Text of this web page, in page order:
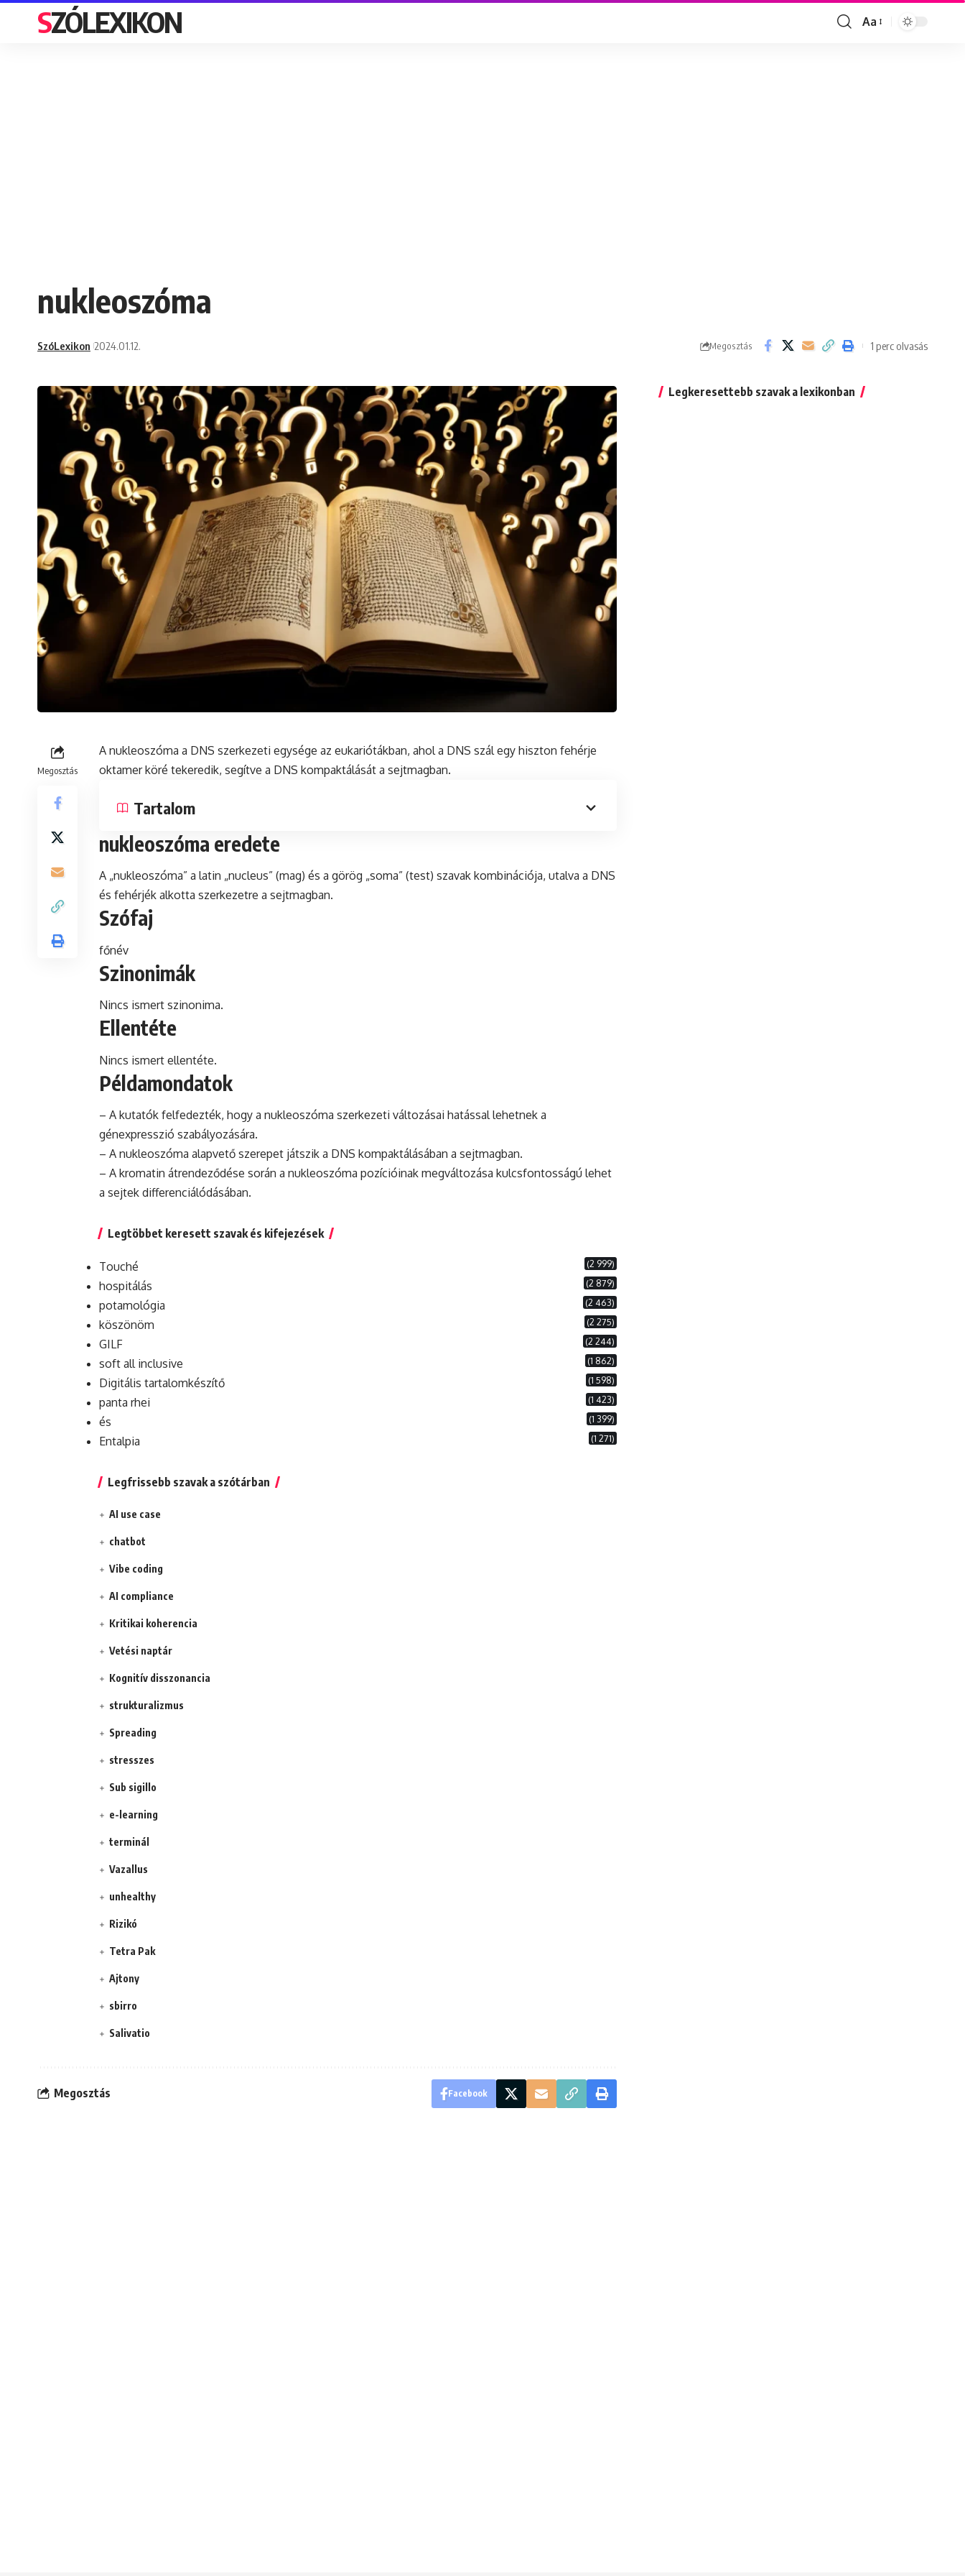
SZÓLEXIKON
Font
Aa
nukleoszóma
SzóLexikon 2024.01.12. Megosztás 1 perc olvasás
Megosztás
A nukleoszóma a DNS szerkezeti egysége az eukariótákban, ahol a DNS szál egy hiszton fehérje
oktamer köré tekeredik, segítve a DNS kompaktálását a sejtmagban.
Tartalom
nukleoszóma eredete
A „nukleoszóma” a latin „nucleus” (mag) és a görög „soma” (test) szavak kombinációja, utalva a DNS
és fehérjék alkotta szerkezetre a sejtmagban.
Szófaj
főnév
Szinonimák
Nincs ismert szinonima.
Ellentéte
Nincs ismert ellentéte.
Példamondatok
– A kutatók felfedezték, hogy a nukleoszóma szerkezeti változásai hatással lehetnek a
génexpresszió szabályozására.
– A nukleoszóma alapvető szerepet játszik a DNS kompaktálásában a sejtmagban.
– A kromatin átrendeződése során a nukleoszóma pozícióinak megváltozása kulcsfontosságú lehet
a sejtek differenciálódásában.
Legtöbbet keresett szavak és kifejezések
Touché (2 999)
hospitálás (2 879)
potamológia (2 463)
köszönöm (2 275)
GILF (2 244)
soft all inclusive (1 862)
Digitális tartalomkészítő (1 598)
panta rhei (1 423)
és (1 399)
Entalpia (1 271)
Legfrissebb szavak a szótárban
AI use case
chatbot
Vibe coding
AI compliance
Kritikai koherencia
Vetési naptár
Kognitív disszonancia
strukturalizmus
Spreading
stresszes
Sub sigillo
e-learning
terminál
Vazallus
unhealthy
Rizikó
Tetra Pak
Ajtony
sbirro
Salivatio
Megosztás Facebook
Legkeresettebb szavak a lexikonban